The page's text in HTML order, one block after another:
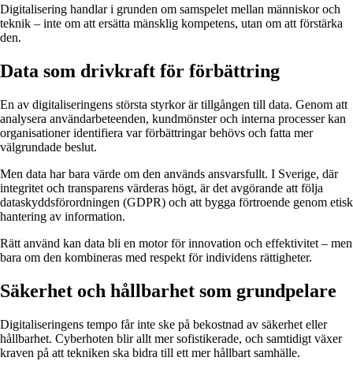
Digitalisering handlar i grunden om samspelet mellan människor och
teknik – inte om att ersätta mänsklig kompetens, utan om att förstärka
den.
Data som drivkraft för förbättring
En av digitaliseringens största styrkor är tillgången till data. Genom att
analysera användarbeteenden, kundmönster och interna processer kan
organisationer identifiera var förbättringar behövs och fatta mer
välgrundade beslut.
Men data har bara värde om den används ansvarsfullt. I Sverige, där
integritet och transparens värderas högt, är det avgörande att följa
dataskyddsförordningen (GDPR) och att bygga förtroende genom etisk
hantering av information.
Rätt använd kan data bli en motor för innovation och effektivitet – men
bara om den kombineras med respekt för individens rättigheter.
Säkerhet och hållbarhet som grundpelare
Digitaliseringens tempo får inte ske på bekostnad av säkerhet eller
hållbarhet. Cyberhoten blir allt mer sofistikerade, och samtidigt växer
kraven på att tekniken ska bidra till ett mer hållbart samhälle.